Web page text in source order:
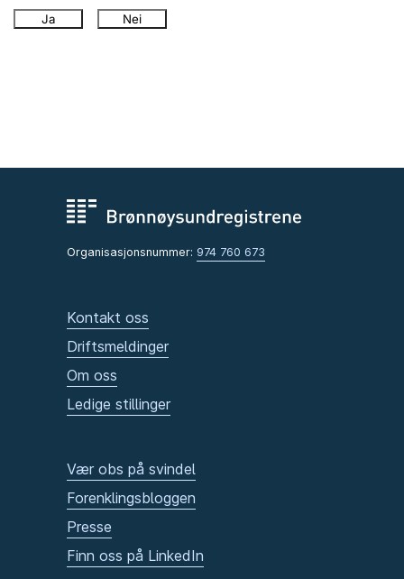
Ja Nei
Organisasjonsnummer: 974 760 673
Kontakt oss
Driftsmeldinger
Om oss
Ledige stillinger
Vær obs på svindel
Forenklingsbloggen
Presse
Finn oss på LinkedIn